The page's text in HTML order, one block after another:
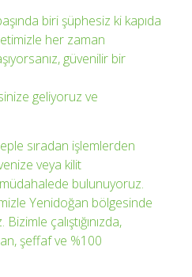
biri şüphesiz ki kapıda
her zaman
güvenilir bir
geliyoruz ve
sıradan işlemlerden
veya kilit
bulunuyoruz.
Yenidoğan bölgesinde
çalıştığınızda,
şeffaf ve %100